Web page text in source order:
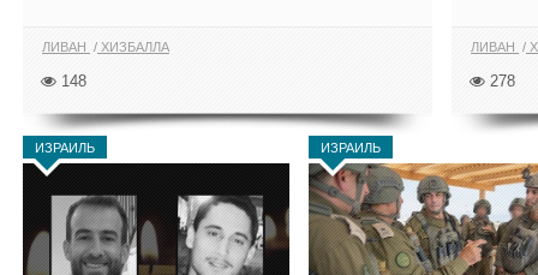
ЛИВАН ХИЗБАЛЛА
148
ЛИВАН
278
ИЗРАИЛЬ ИЗРАИЛЬ